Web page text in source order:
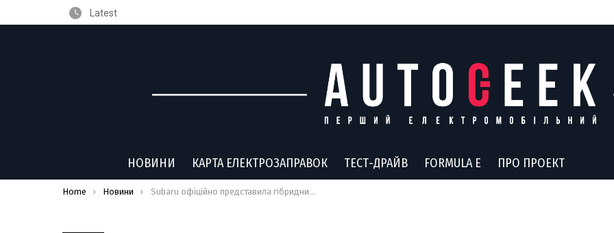
Latest
НОВИНИ КАРТА ЕЛЕКТРОЗАПРАВОК ТЕСТ-ДРАЙВ FORMULA E ПРО ПРОЕКТ
You are here:
Home Новини Subaru офіційно представила гібридний універсал Levorg Layback